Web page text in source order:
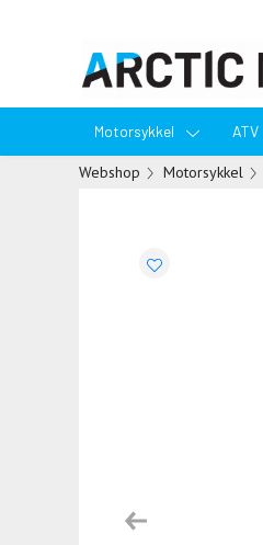
Motorsykkel ATV
Webshop Motorsykkel
Previous